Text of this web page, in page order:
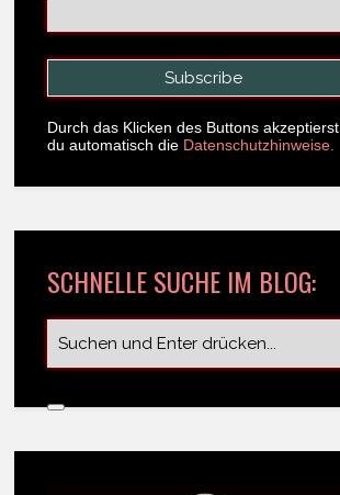
Durch das Klicken des Buttons akzeptierst
du automatisch die Datenschutzhinweise.
SCHNELLE SUCHE IM BLOG: